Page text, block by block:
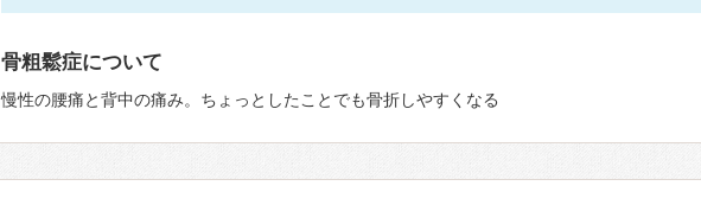
骨粗鬆症について
慢性の腰痛と背中の痛み。ちょっとしたことでも骨折しやすくなる